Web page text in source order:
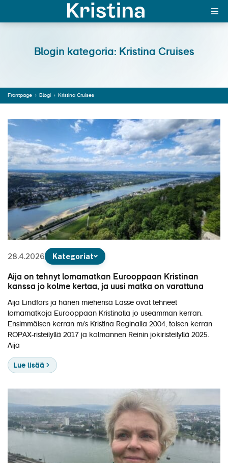
Blogin kategoria: Kristina Cruises
Frontpage › Blogi › Kristina Cruises
28.4.2026 Kategoriat
Aija on tehnyt lomamatkan Eurooppaan Kristinan
kanssa jo kolme kertaa, ja uusi matka on varattuna
Aija Lindfors ja hänen miehensä Lasse ovat tehneet
lomamatkoja Eurooppaan Kristinalla jo useamman kerran.
Ensimmäisen kerran m/s Kristina Reginalla 2004, toisen kerran
ROPAX-risteilyllä 2017 ja kolmannen Reinin jokiristeilyllä 2025.
Aija
Lue lisää